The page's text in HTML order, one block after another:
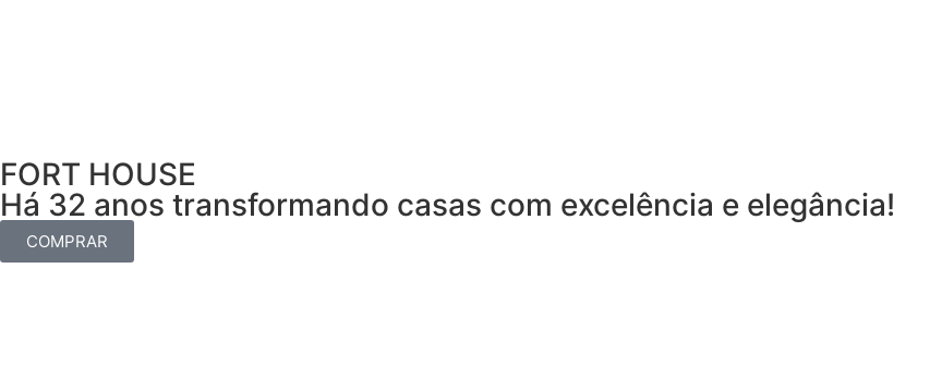
FORT HOUSE
Há 32 anos transformando casas com excelência e elegância!
COMPRAR